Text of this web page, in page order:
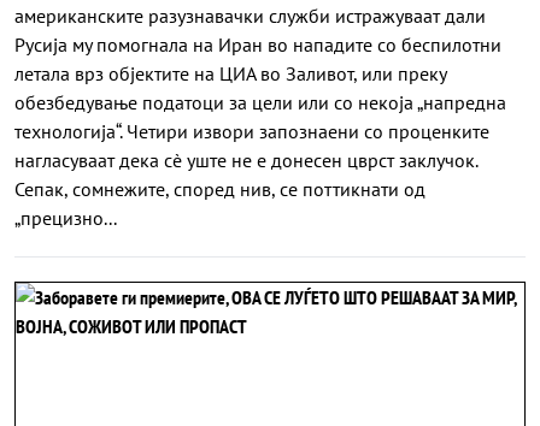
американските разузнавачки служби истражуваат дали
Русија му помогнала на Иран во нападите со беспилотни
летала врз објектите на ЦИА во Заливот, или преку
обезбедување податоци за цели или со некоја „напредна
технологија“. Четири извори запознаени со проценките
нагласуваат дека сè уште не е донесен цврст заклучок.
Сепак, сомнежите, според нив, се поттикнати од
„прецизно...